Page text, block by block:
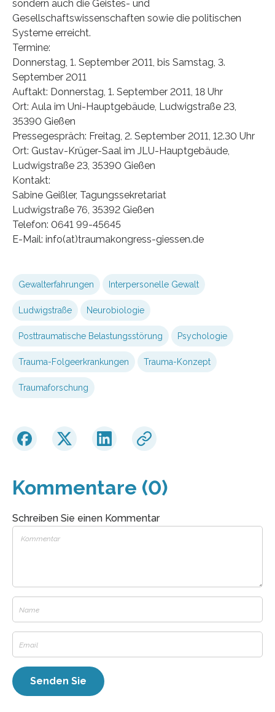
sondern auch die Geistes- und
Gesellschaftswissenschaften sowie die politischen
Systeme erreicht.
Termine:
Donnerstag, 1. September 2011, bis Samstag, 3.
September 2011
Auftakt: Donnerstag, 1. September 2011, 18 Uhr
Ort: Aula im Uni-Hauptgebäude, Ludwigstraße 23,
35390 Gießen
Pressegespräch: Freitag, 2. September 2011, 12.30 Uhr
Ort: Gustav-Krüger-Saal im JLU-Hauptgebäude,
Ludwigstraße 23, 35390 Gießen
Kontakt:
Sabine Geißler, Tagungssekretariat
Ludwigstraße 76, 35392 Gießen
Telefon: 0641 99-45645
E-Mail: info(at)traumakongress-giessen.de
Gewalterfahrungen Interpersonelle Gewalt
Ludwigstraße Neurobiologie
Posttraumatische Belastungsstörung Psychologie
Trauma-Folgeerkrankungen Trauma-Konzept
Traumaforschung
Kommentare (0)
Schreiben Sie einen Kommentar